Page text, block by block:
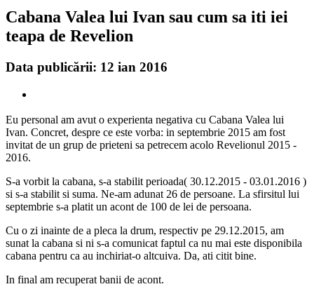
Cabana Valea lui Ivan sau cum sa iti iei
teapa de Revelion
Data publicării: 12 ian 2016
Eu personal am avut o experienta negativa cu Cabana Valea lui
Ivan. Concret, despre ce este vorba: in septembrie 2015 am fost
invitat de un grup de prieteni sa petrecem acolo Revelionul 2015 -
2016.
S-a vorbit la cabana, s-a stabilit perioada( 30.12.2015 - 03.01.2016 )
si s-a stabilit si suma. Ne-am adunat 26 de persoane. La sfirsitul lui
septembrie s-a platit un acont de 100 de lei de persoana.
Cu o zi inainte de a pleca la drum, respectiv pe 29.12.2015, am
sunat la cabana si ni s-a comunicat faptul ca nu mai este disponibila
cabana pentru ca au inchiriat-o altcuiva. Da, ati citit bine.
In final am recuperat banii de acont.